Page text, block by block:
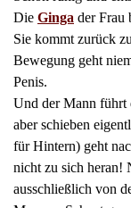
Die Ginga der Frau
Sie kommt zurück
Bewegung geht
Penis.
Und der Mann führt
aber schieben
für Hintern) geht
nicht zu sich heran!
ausschließlich von